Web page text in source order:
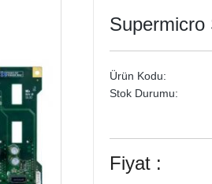
Supermicro
Ürün Kodu:
Stok Durumu:
Fiyat :